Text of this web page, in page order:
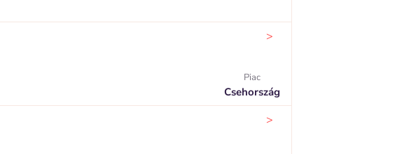
>
Piac
Csehország
>